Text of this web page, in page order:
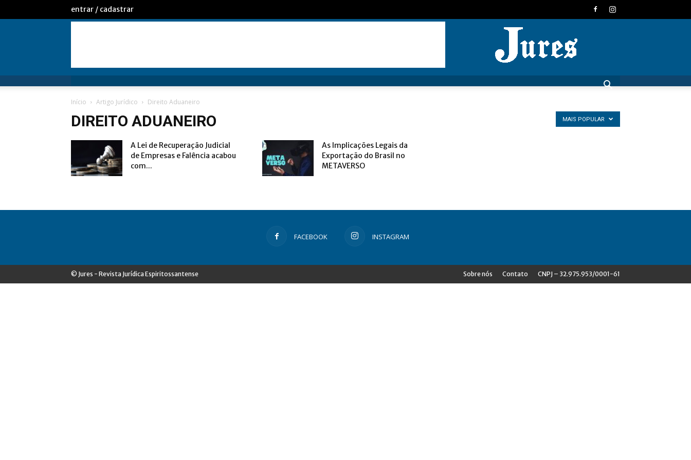
entrar / cadastrar
Início Artigo Jurídico Direito Aduaneiro
DIREITO ADUANEIRO MAIS POPULAR
A Lei de Recuperação Judicial
de Empresas e Falência acabou
com...
As Implicações Legais da
Exportação do Brasil no
METAVERSO
FACEBOOK INSTAGRAM
Sobre nós Contato CNPJ – 32.975.953/0001-61
© Jures - Revista Jurídica Espiritossantense